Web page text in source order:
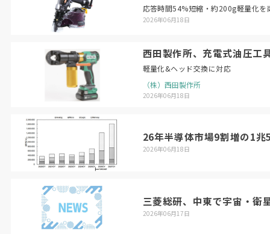
応答時間54%短縮・約200g軽量化を
2026年06月18日
西田製作所、充電式油圧工
軽量化&ヘッド交換に対応
（株）西田製作所
2026年06月18日
26年半導体市場9割増の1兆
2026年06月18日
三菱総研、中東で宇宙・衛
2026年06月17日